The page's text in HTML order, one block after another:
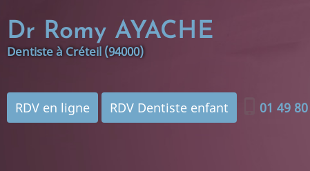
contenu
Dr Romy AYACHE
Dentiste à Créteil (94000)
RDV en ligne RDV Dentiste enfant 01 49